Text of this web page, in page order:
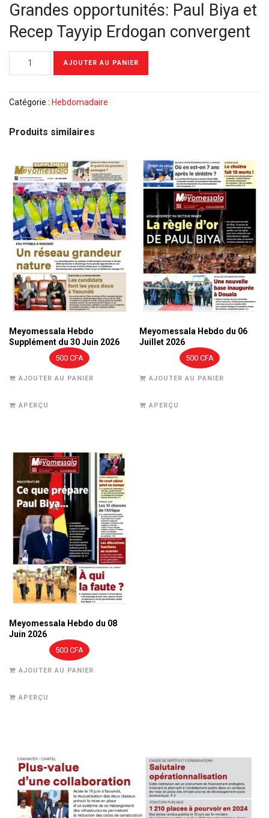
Grandes opportunités: Paul Biya et
Recep Tayyip Erdogan convergent
Hebdo
Mai
AJOUTER AU PANIER
Catégorie : Hebdomadaire
Produits similaires
Meyomessala Hebdo
Supplément du 30 Juin 2026
500 CFA
AJOUTER AU PANIER
APERÇU
Meyomessala Hebdo du 06
Juillet 2026
500CFA
AJOUTER AU PANIER
APERÇU
Meyomessala Hebdo du 08
Juin 2026
500 CFA
AJOUTER AU PANIER
APERÇU